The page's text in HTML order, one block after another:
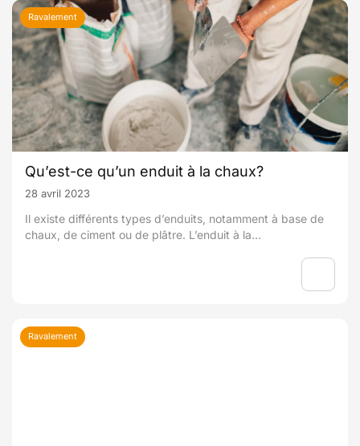
Ravalement
Qu’est-ce qu’un enduit à la chaux?
28 avril 2023
Il existe différents types d’enduits, notamment à base de
chaux, de ciment ou de plâtre. L’enduit à la...
Ravalement